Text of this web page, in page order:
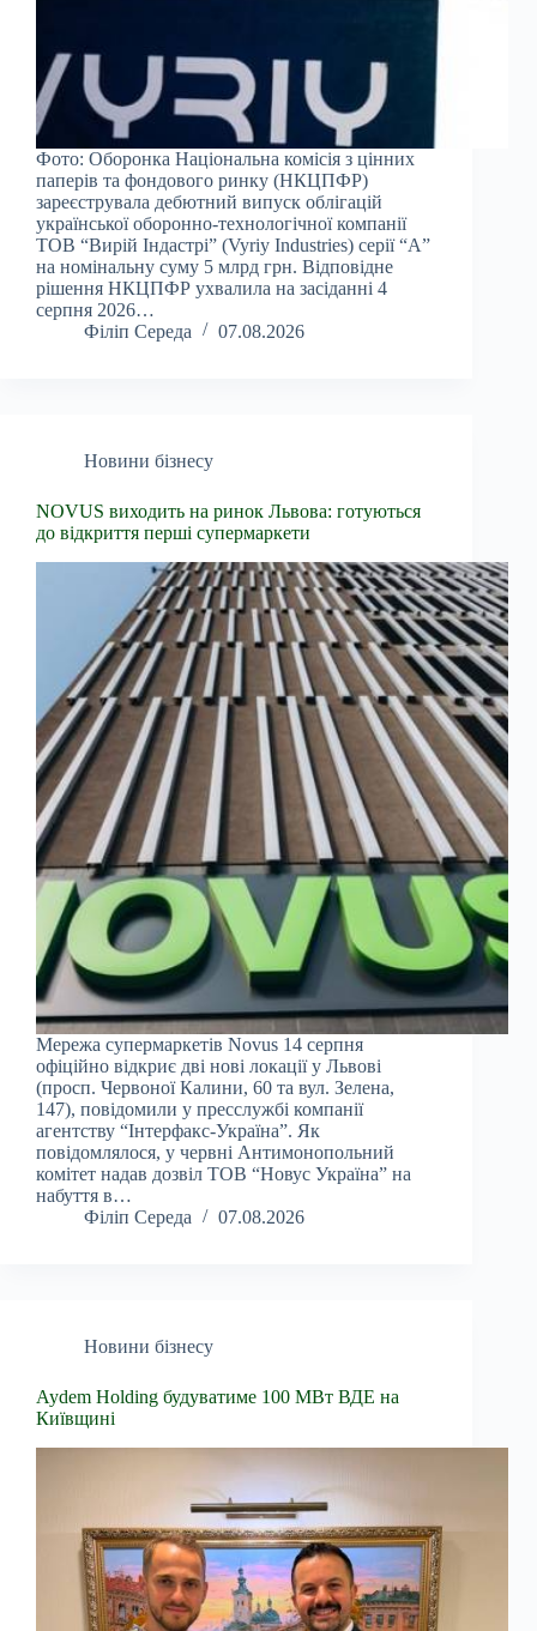
Фото: Оборонка Національна комісія з цінних
паперів та фондового ринку (НКЦПФР)
зареєструвала дебютний випуск облігацій
української оборонно-технологічної компанії
ТОВ “Вирій Індастрі” (Vyriy Industries) серії “А”
на номінальну суму 5 млрд грн. Відповідне
рішення НКЦПФР ухвалила на засіданні 4
серпня 2026…
Філіп Середа
07.08.2026
Новини бізнесу
NOVUS виходить на ринок Львова: готуються
до відкриття перші супермаркети
Мережа супермаркетів Novus 14 серпня
офіційно відкриє дві нові локації у Львові
(просп. Червоної Калини, 60 та вул. Зелена,
147), повідомили у пресслужбі компанії
агентству “Інтерфакс-Україна”. Як
повідомлялося, у червні Антимонопольний
комітет надав дозвіл ТОВ “Новус Україна” на
набуття в…
Філіп Середа
07.08.2026
Новини бізнесу
Aydem Holding будуватиме 100 МВт ВДЕ на
Київщині